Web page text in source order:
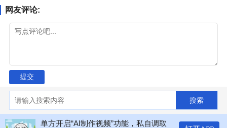
网友评论:
提交
搜索
单方开启“AI制作视频”功能，私自调取